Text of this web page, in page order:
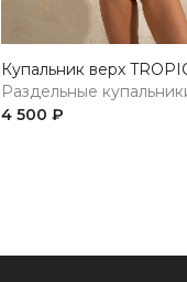
Раздельные
4 500 ₽